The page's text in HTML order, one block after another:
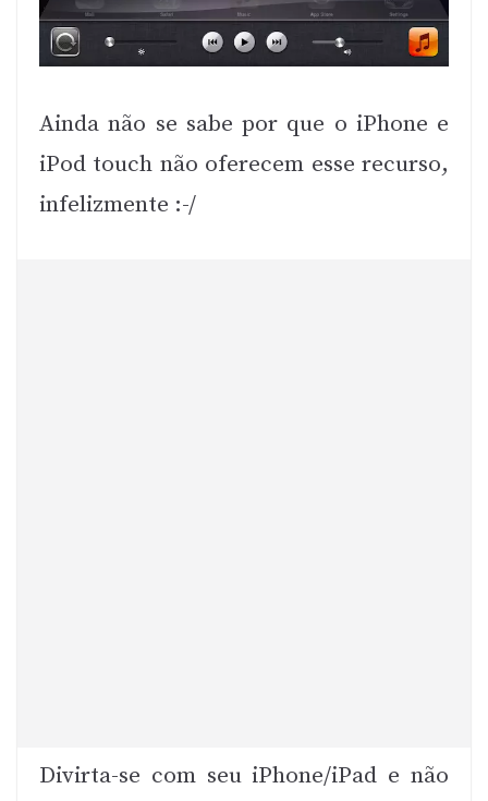
Ainda não se sabe por que o iPhone e
iPod touch não oferecem esse recurso,
infelizmente :-/
Divirta-se com seu iPhone/iPad e não